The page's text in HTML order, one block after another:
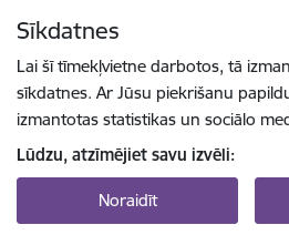
Sīkdatnes
Lai šī tīmekļvietne darbotos, tā
sīkdatnes. Ar Jūsu piekrišanu
izmantotas statistikas un sociālo
Lūdzu, atzīmējiet savu izvēli:
Noraidīt